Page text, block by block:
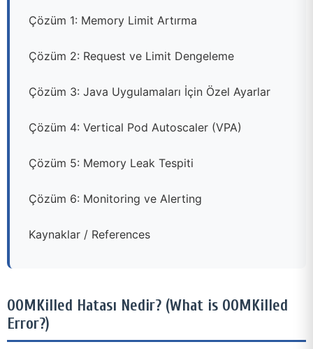
Çözüm 1: Memory Limit Artırma
Çözüm 2: Request ve Limit Dengeleme
Çözüm 3: Java Uygulamaları İçin Özel Ayarlar
Çözüm 4: Vertical Pod Autoscaler (VPA)
Çözüm 5: Memory Leak Tespiti
Çözüm 6: Monitoring ve Alerting
Kaynaklar / References
OOMKilled Hatası Nedir? (What is OOMKilled
Error?)